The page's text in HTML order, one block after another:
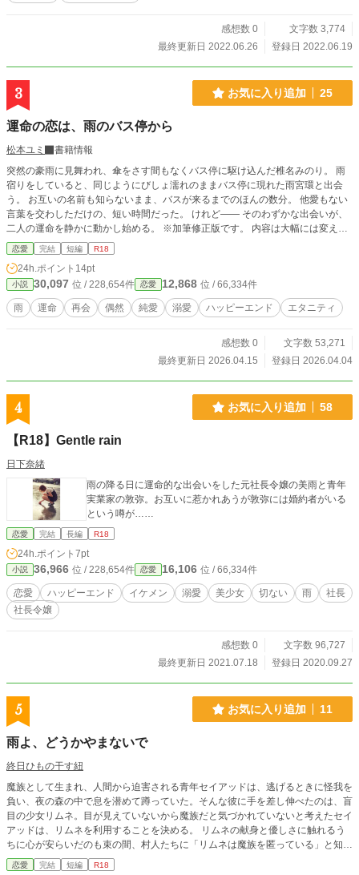
感想数 0
文字数 3,774
最終更新日 2022.06.26
登録日 2022.06.19
3 お気に入り追加 25
運命の恋は、雨のバス停から
松本ユミ
書籍情報
突然の豪雨に見舞われ、傘をさす間もなくバス停に駆け込んだ椎名みのり。 雨
宿りをしていると、同じようにびしょ濡れのままバス停に現れた雨宮環と出会
う。 お互いの名前も知らないまま、バスが来るまでのほんの数分。 他愛もない
言葉を交わしただけの、短い時間だった。 けれど―― そのわずかな出会いが、
二人の運命を静かに動かし始める。 ※加筆修正版です。 内容は大幅には変え
ず、時系列を修正、エピソードを追加しています。
恋愛 完結 短編 R18
24h.ポイント 14pt
小説 30,097 位 / 228,654件 恋愛 12,868 位 / 66,334件
雨 運命 再会 偶然 純愛 溺愛 ハッピーエンド エタニティ
感想数 0
文字数 53,271
最終更新日 2026.04.15
登録日 2026.04.04
4 お気に入り追加 58
【R18】Gentle rain
日下奈緒
雨の降る日に運命的な出会いをした元社長令嬢の美雨と青年
実業家の敦弥。お互いに惹かれあうが敦弥には婚約者がいる
という噂が……
恋愛 完結 長編 R18
24h.ポイント 7pt
小説 36,966 位 / 228,654件 恋愛 16,106 位 / 66,334件
恋愛 ハッピーエンド イケメン 溺愛 美少女 切ない 雨
社長
社長令嬢
感想数 0
文字数 96,727
最終更新日 2021.07.18
登録日 2020.09.27
5 お気に入り追加 11
雨よ、どうかやまないで
終日ひもの干す紐
魔族として生まれ、人間から迫害される青年セイアッドは、逃げるときに怪我を
負い、夜の森の中で息を潜めて蹲っていた。そんな彼に手を差し伸べたのは、盲
目の少女リムネ。目が見えていないから魔族だと気づかれていないと考えたセイ
アッドは、リムネを利用することを決める。 リムネの献身と優しさに触れるう
ちに心が安らいだのも束の間、村人たちに「リムネは魔族を匿っている」と知ら
れてしまう。リムネはセイアッドを守り、逃がした代償に、歩く力を村人たちの
恋愛 完結 短編 R18